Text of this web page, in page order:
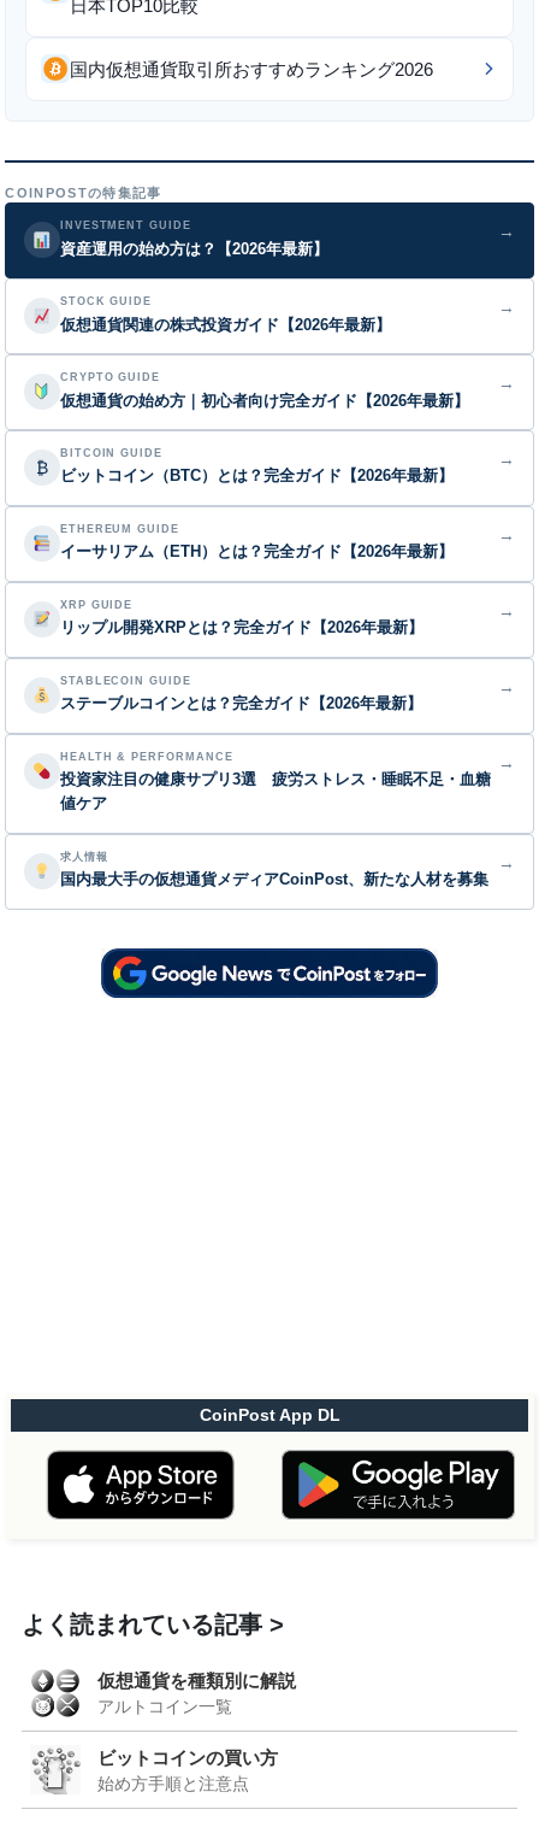
日本TOP10比較
国内仮想通貨取引所おすすめランキング2026
COINPOSTの特集記事
INVESTMENT GUIDE
資産運用の始め方は？【2026年最新】
→
STOCK GUIDE
仮想通貨関連の株式投資ガイド【2026年最新】
→
CRYPTO GUIDE
仮想通貨の始め方｜初心者向け完全ガイド【2026年最新】
→
₿
BITCOIN GUIDE
ビットコイン（BTC）とは？完全ガイド【2026年最新】
→
ETHEREUM GUIDE
イーサリアム（ETH）とは？完全ガイド【2026年最新】
→
XRP GUIDE
リップル開発XRPとは？完全ガイド【2026年最新】
→
STABLECOIN GUIDE
ステーブルコインとは？完全ガイド【2026年最新】
→
HEALTH & PERFORMANCE
投資家注目の健康サプリ3選 疲労ストレス・睡眠不足・血糖
値ケア
→
求人情報
国内最大手の仮想通貨メディアCoinPost、新たな人材を募集
→
CoinPost App DL
よく読まれている記事
仮想通貨を種類別に解説
アルトコイン一覧
ビットコインの買い方
始め方手順と注意点